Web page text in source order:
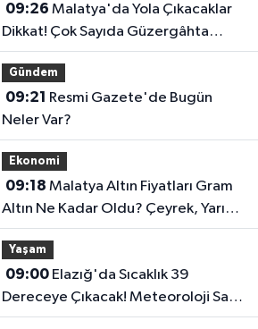
09:26
Dikkat! Çok Sayıda Güzergâhta
Çalışma Sürüyor..
Gündem
09:21
Neler Var?
Ekonomi
09:18
Altın Ne Kadar Oldu? Çeyrek, Yarım
ve Ata Altın Kaç TL?
Yaşam
09:00Elazığ'da Sıcaklık 39
Dereceye Çıkacak! Meteoroloji Saat
Vererek Uyardı..